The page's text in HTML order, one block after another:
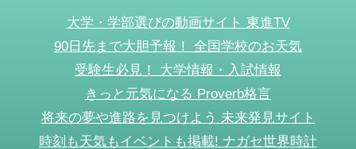
大学・学部選びの動画サイト 東進TV
90日先まで大胆予報！ 全国学校のお天気
受験生必見！ 大学情報・入試情報
きっと元気になる Proverb格言
将来の夢や進路を見つけよう 未来発見サイト
時刻も天気もイベントも掲載! ナガセ世界時計